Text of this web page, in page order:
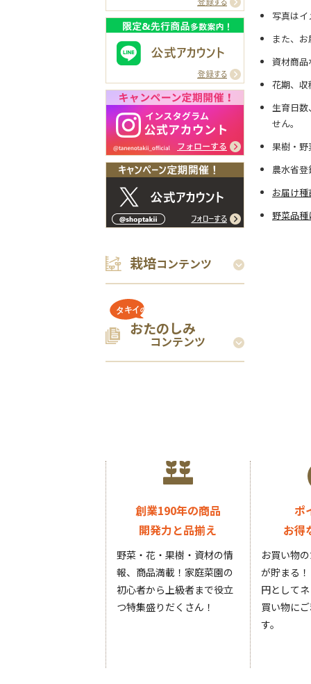
栽培コンテンツ
おたのしみ
コンテンツ
写真は
また、
資材商品
花期、
生育日数
せん。
果樹・
農水省
お届け
野菜品
創業190年の商品
開発力と品揃え
野菜・花・果樹・資材の情
報、商品満載！家庭菜園の
初心者から上級者まで役立
つ特集盛りだくさん！
ポ
お得
お買い物
が貯まる
円として
買い物に
す。